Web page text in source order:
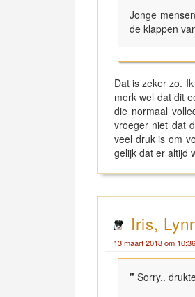
Jonge
de klappen
Dat is zeker zo.
merk wel dat dit
die normaal
vroeger niet dat
veel druk is om
gelijk dat er altijd
Iris,
13 maart 2018 om 10:36
" Sorry..